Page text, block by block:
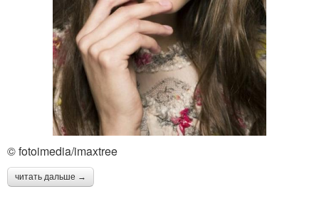
© fotoimedia/imaxtree
читать дальше →